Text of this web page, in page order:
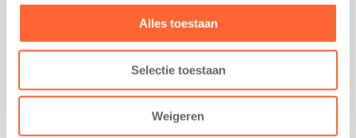
Alles toestaan
Selectie toestaan
Weigeren
Werken bij Kids First
Nieuws over Kids First
Wijzigen opvangcontract
Opzeggen opvangcontract